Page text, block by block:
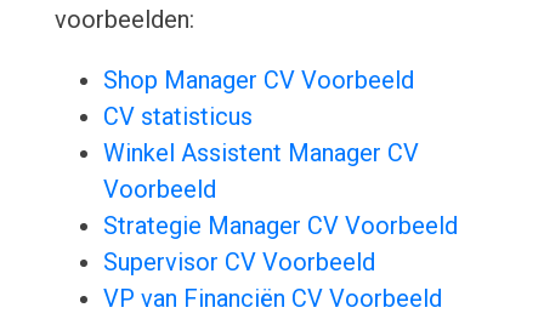
voorbeelden:
Shop Manager CV Voorbeeld
CV statisticus
Winkel Assistent Manager CV
Voorbeeld
Strategie Manager CV Voorbeeld
Supervisor CV Voorbeeld
VP van Financiën CV Voorbeeld